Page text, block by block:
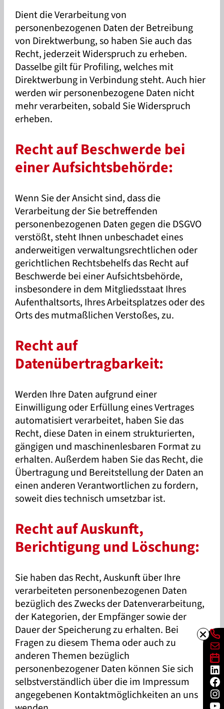
E-
Dient die Verarbeitung von
personenbezogenen Daten der Betreibung
von Direktwerbung, so haben Sie auch das
Recht, jederzeit Widerspruch zu erheben.
Dasselbe gilt für Profiling, welches mit
Direktwerbung in Verbindung steht. Auch hier
werden wir personenbezogene Daten nicht
mehr verarbeiten, sobald Sie Widerspruch
erheben.
Recht auf Beschwerde bei
einer Aufsichtsbehörde:
Wenn Sie der Ansicht sind, dass die
Verarbeitung der Sie betreffenden
personenbezogenen Daten gegen die DSGVO
verstößt, steht Ihnen unbeschadet eines
anderweitigen verwaltungsrechtlichen oder
gerichtlichen Rechtsbehelfs das Recht auf
Beschwerde bei einer Aufsichtsbehörde,
insbesondere in dem Mitgliedsstaat Ihres
Aufenthaltsorts, Ihres Arbeitsplatzes oder des
Orts des mutmaßlichen Verstoßes, zu.
Recht auf
Datenübertragbarkeit:
Werden Ihre Daten aufgrund einer
Einwilligung oder Erfüllung eines Vertrages
automatisiert verarbeitet, haben Sie das
Recht, diese Daten in einem strukturierten,
gängigen und maschinenlesbaren Format zu
erhalten. Außerdem haben Sie das Recht, die
Übertragung und Bereitstellung der Daten an
einen anderen Verantwortlichen zu fordern,
soweit dies technisch umsetzbar ist.
Recht auf Auskunft,
Berichtigung und Löschung:
Sie haben das Recht, Auskunft über Ihre
verarbeiteten personenbezogenen Daten
bezüglich des Zwecks der Datenverarbeitung,
der Kategorien, der Empfänger sowie der
Dauer der Speicherung zu erhalten. Bei
Fragen zu diesem Thema oder auch zu
anderen Themen bezüglich
personenbezogener Daten können Sie sich
selbstverständlich über die im Impressum
angegebenen Kontaktmöglichkeiten an uns